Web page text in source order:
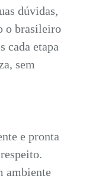
dúvidas,
o brasileiro
cada etapa
sem
e pronta
ambiente